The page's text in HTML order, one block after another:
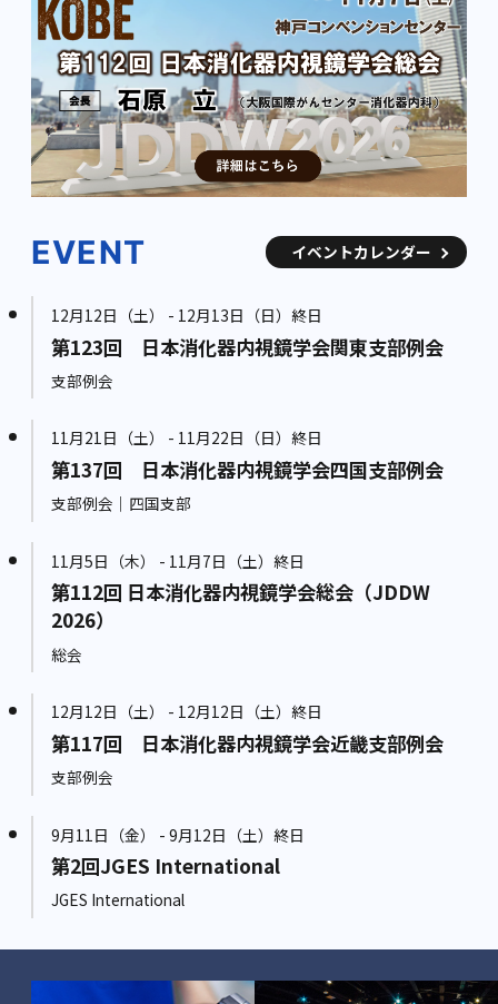
EVENT イベントカレンダー
12月12日（土） - 12月13日（日）終日
第123回 日本消化器内視鏡学会関東支部例会
支部例会
11月21日（土） - 11月22日（日）終日
第137回 日本消化器内視鏡学会四国支部例会
支部例会｜四国支部
11月5日（木） - 11月7日（土）終日
第112回 日本消化器内視鏡学会総会（JDDW
2026）
総会
12月12日（土） - 12月12日（土）終日
第117回 日本消化器内視鏡学会近畿支部例会
支部例会
9月11日（金） - 9月12日（土）終日
第2回JGES International
JGES International